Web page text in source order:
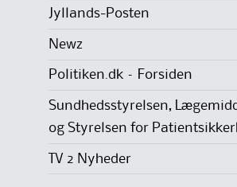
Jyllands-Posten
Newz
Politiken.dk – Forsiden
Sundhedsstyrelsen,
og Styrelsen for
TV 2 Nyheder